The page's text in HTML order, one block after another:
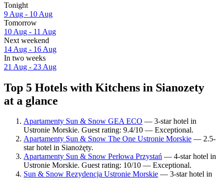
Tonight
9 Aug - 10 Aug
Tomorrow
10 Aug - 11 Aug
Next weekend
14 Aug - 16 Aug
In two weeks
21 Aug - 23 Aug
Top 5 Hotels with Kitchens in Sianozety
at a glance
Apartamenty Sun & Snow GEA ECO — 3-star hotel in
Ustronie Morskie. Guest rating: 9.4/10 — Exceptional.
Apartamenty Sun & Snow The One Ustronie Morskie — 2.5-
star hotel in Sianożęty.
Apartamenty Sun & Snow Perłowa Przystań — 4-star hotel in
Ustronie Morskie. Guest rating: 10/10 — Exceptional.
Sun & Snow Rezydencja Ustronie Morskie — 3-star hotel in